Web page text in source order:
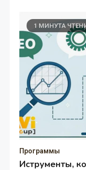
1 МИНУТА
Программы
Иструменты,